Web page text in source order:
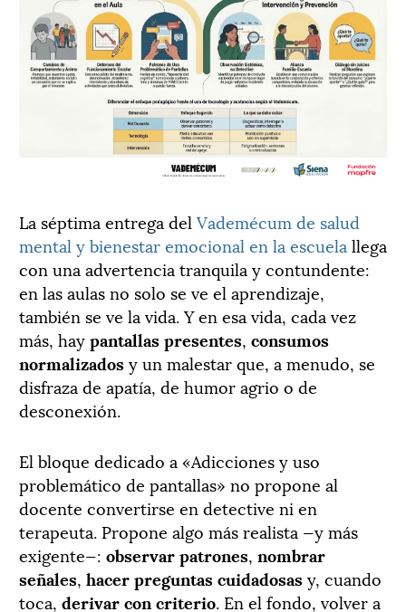
La séptima entrega del Vademécum de salud
mental y bienestar emocional en la escuela llega
con una advertencia tranquila y contundente:
en las aulas no solo se ve el aprendizaje,
también se ve la vida. Y en esa vida, cada vez
más, haypantallas presentes, consumos
normalizadosy un malestar que, a menudo, se
disfraza de apatía, de humor agrio o de
desconexión.
El bloque dedicado a «Adicciones y uso
problemático de pantallas» no propone al
docente convertirse en detective ni en
terapeuta. Propone algo más realista —y más
exigente—: observar patrones, nombrar
señales, hacer preguntas cuidadosasy, cuando
toca, derivar con criterio. En el fondo, volver a